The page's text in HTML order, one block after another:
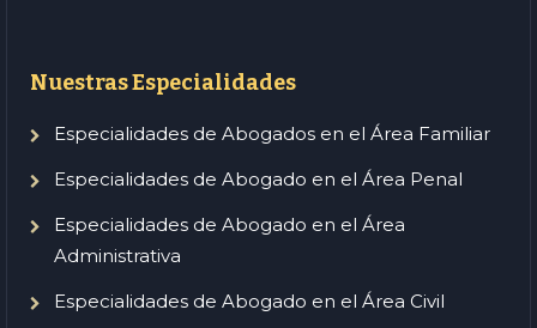
Nuestras Especialidades
Especialidades de Abogados en el Área Familiar
Especialidades de Abogado en el Área Penal
Especialidades de Abogado en el Área
Administrativa
Especialidades de Abogado en el Área Civil